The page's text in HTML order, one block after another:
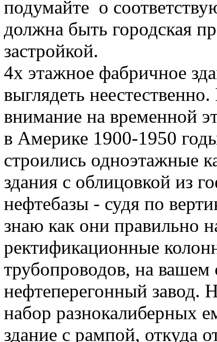
подумайте о
должна быть городская
застройкой.
4х этажное фабричное
выглядеть
внимание на временной
в Америке 1900-1950
строились одноэтажные
здания с облицовкой из
нефтебазы - судя по
знаю как они правильно
ректификационные
трубопроводов, на вашем
нефтеперегонный завод.
набор разнокалиберных
здание с рампой, откуда